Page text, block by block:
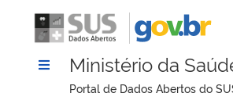
Ministério da
Portal de Dados Abertos do